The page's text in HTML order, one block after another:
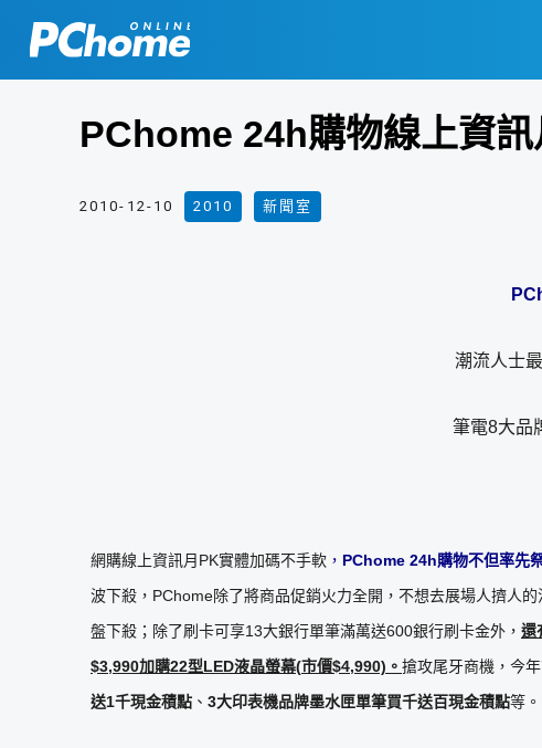
PChome 24h購物線上資
2010-12-10 2010 新聞室
潮流人士
筆電8大品
網購線上資訊月PK實體加碼不手軟 ， PChome 24h購物不但率先
波下殺，PChome除了將商品促銷火力全開，不想去展場人擠人
盤下殺；除了刷卡可享13大銀行單筆滿萬送600銀行刷卡金外， 還
$3,990加購22型LED液晶螢幕(市價$4,990) 。 搶攻尾牙商機，今
送1千現金積點 、 3大印表機品牌墨水匣單筆買千送百現金積點等。